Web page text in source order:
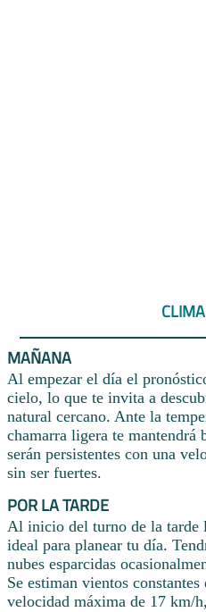
MAÑANA
Al empezar el día el
cielo, lo que te invita a
natural cercano. Ante la
chamarra ligera te mantendrá
serán persistentes con una
sin ser fuertes.
POR LA TARDE
Al inicio del turno de la tarde
ideal para planear tu día.
nubes esparcidas
Se estiman vientos
velocidad máxima de 17 km/